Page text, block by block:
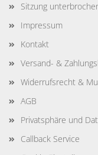
Sitzung
Impressum
Kontakt
Versand- &
Widerrufsrecht &
AGB
Privatsphäre und
Callback Service